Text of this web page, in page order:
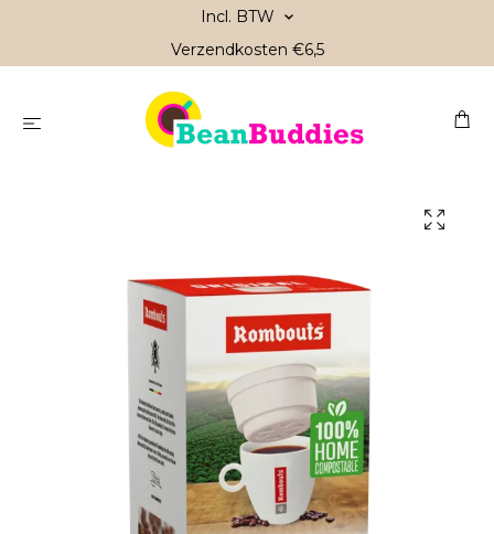
Incl. BTW
Verzendkosten €6,5